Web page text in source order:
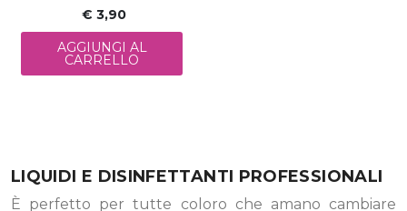
€ 3,90
AGGIUNGI AL
CARRELLO
LIQUIDI E DISINFETTANTI PROFESSIONALI
È perfetto per tutte coloro che amano cambiare